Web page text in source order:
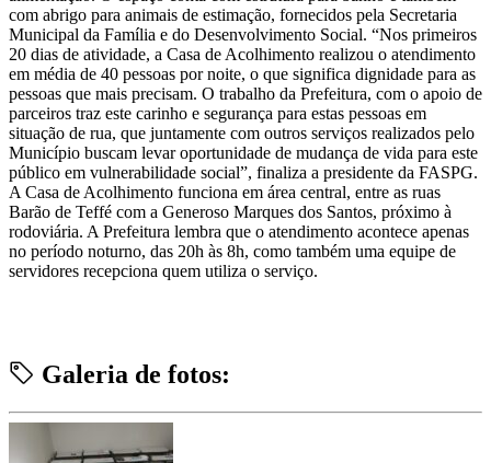
com abrigo para animais de estimação, fornecidos pela Secretaria
Municipal da Família e do Desenvolvimento Social. “Nos primeiros
20 dias de atividade, a Casa de Acolhimento realizou o atendimento
em média de 40 pessoas por noite, o que significa dignidade para as
pessoas que mais precisam. O trabalho da Prefeitura, com o apoio de
parceiros traz este carinho e segurança para estas pessoas em
situação de rua, que juntamente com outros serviços realizados pelo
Município buscam levar oportunidade de mudança de vida para este
público em vulnerabilidade social”, finaliza a presidente da FASPG.
A Casa de Acolhimento funciona em área central, entre as ruas
Barão de Teffé com a Generoso Marques dos Santos, próximo à
rodoviária. A Prefeitura lembra que o atendimento acontece apenas
no período noturno, das 20h às 8h, como também uma equipe de
servidores recepciona quem utiliza o serviço.
Galeria de fotos: